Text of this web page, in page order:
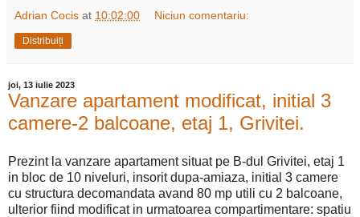
Adrian Cocis at 10:02:00 Niciun comentariu:
Distribuiți
joi, 13 iulie 2023
Vanzare apartament modificat, initial 3
camere-2 balcoane, etaj 1, Grivitei.
Prezint la vanzare apartament situat pe B-dul Grivitei, etaj 1
in bloc de 10 niveluri, insorit dupa-amiaza, initial 3 camere
cu structura decomandata avand 80 mp utili cu 2 balcoane,
ulterior fiind modificat in urmatoarea compartimentare: spatiu